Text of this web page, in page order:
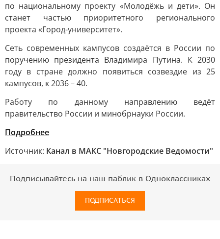
по национальному проекту «Молодёжь и дети». Он
станет частью приоритетного регионального
проекта «Город-университет».
Сеть современных кампусов создаётся в России по
поручению президента Владимира Путина. К 2030
году в стране должно появиться созвездие из 25
кампусов, к 2036 – 40.
Работу по данному направлению ведёт
правительство России и минобрнауки России.
Подробнее
Источник: Канал в МАКС "Новгородские Ведомости"
Подписывайтесь на наш паблик в Одноклассниках
ПОДПИСАТЬСЯ